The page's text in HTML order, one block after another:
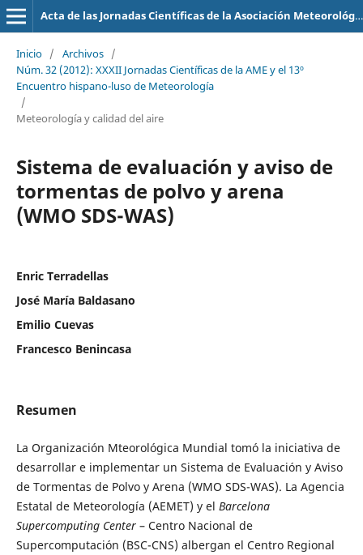
Acta de las Jornadas Científicas de la Asociación Meteorológica Española
Inicio / Archivos /
Núm. 32 (2012): XXXII Jornadas Científicas de la AME y el 13º
Encuentro hispano-luso de Meteorología
/
Meteorología y calidad del aire
Sistema de evaluación y aviso de
tormentas de polvo y arena
(WMO SDS-WAS)
Enric Terradellas
José María Baldasano
Emilio Cuevas
Francesco Benincasa
Resumen
La Organización Mteorológica Mundial tomó la iniciativa de
desarrollar e implementar un Sistema de Evaluación y Aviso
de Tormentas de Polvo y Arena (WMO SDS-WAS). La Agencia
Estatal de Meteorología (AEMET) y el Barcelona
Supercomputing Center – Centro Nacional de
Supercomputación (BSC-CNS) albergan el Centro Regional